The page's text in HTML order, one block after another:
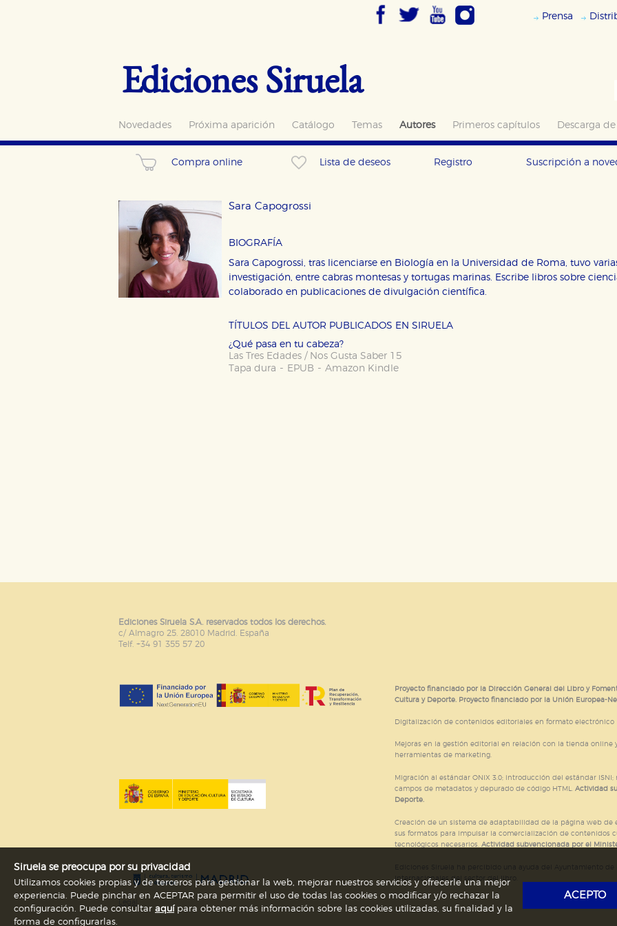
Prensa
Ediciones Siruela
Novedades Próxima aparición Catálogo Temas Autores Primeros capítulos Descarga
Compra online Lista de deseos Registro Suscripción a
Sara Capogrossi
BIOGRAFÍA
Sara Capogrossi, tras licenciarse en Biología en la Universidad de Roma, tuvo
investigación, entre cabras montesas y tortugas marinas. Escribe libros sobre
colaborado en publicaciones de divulgación científica.
TÍTULOS DEL AUTOR PUBLICADOS EN SIRUELA
¿Qué pasa en tu cabeza?
Las Tres Edades / Nos Gusta Saber 15
Tapa dura - EPUB - Amazon Kindle
Ediciones Siruela S.A. reservados todos los derechos.
c/ Almagro 25. 28010 Madrid. España
Telf. +34 91 355 57 20
Proyecto financiado por la Dirección General del Libro y
Cultura y Deporte. Proyecto financiado por la Unión Europea-
Digitalización de contenidos editoriales en formato electrónico
Mejoras en la gestión editorial en relación con la tienda online
herramientas de marketing.
Migración al estándar ONIX 3.0; introducción del estándar
campos de metadatos y depurado de código HTML. Actividad
Deporte.
Creación de un sistema de adaptabilidad de la página web de
sus formatos para impulsar la comercialización de contenidos
tecnológicos necesarios. Actividad subvencionada por el
Internacionales del sector del libro.
Siruela se preocupa por su privacidad
Utilizamos cookies propias y de terceros para gestionar la web, mejorar nuestros servicios y ofrecerle una mejor
experiencia. Puede pinchar en ACEPTAR para permitir el uso de todas las cookies o modificar y/o rechazar la
configuración. Puede consultar aquípara obtener más información sobre las cookies utilizadas, su finalidad y la
forma de configurarlas.
ACEPTO
Cookies necesarias
Puede consultar nuestrapolítica de cookies